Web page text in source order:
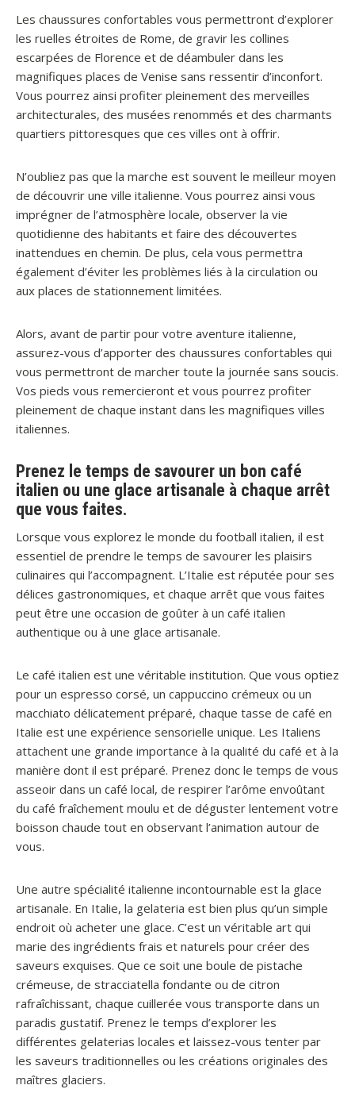
Les chaussures confortables vous permettront d’explorer
les ruelles étroites de Rome, de gravir les collines
escarpées de Florence et de déambuler dans les
magnifiques places de Venise sans ressentir d’inconfort.
Vous pourrez ainsi profiter pleinement des merveilles
architecturales, des musées renommés et des charmants
quartiers pittoresques que ces villes ont à offrir.
N’oubliez pas que la marche est souvent le meilleur moyen
de découvrir une ville italienne. Vous pourrez ainsi vous
imprégner de l’atmosphère locale, observer la vie
quotidienne des habitants et faire des découvertes
inattendues en chemin. De plus, cela vous permettra
également d’éviter les problèmes liés à la circulation ou
aux places de stationnement limitées.
Alors, avant de partir pour votre aventure italienne,
assurez-vous d’apporter des chaussures confortables qui
vous permettront de marcher toute la journée sans soucis.
Vos pieds vous remercieront et vous pourrez profiter
pleinement de chaque instant dans les magnifiques villes
italiennes.
Prenez le temps de savourer un bon café
italien ou une glace artisanale à chaque arrêt
que vous faites.
Lorsque vous explorez le monde du football italien, il est
essentiel de prendre le temps de savourer les plaisirs
culinaires qui l’accompagnent. L’Italie est réputée pour ses
délices gastronomiques, et chaque arrêt que vous faites
peut être une occasion de goûter à un café italien
authentique ou à une glace artisanale.
Le café italien est une véritable institution. Que vous optiez
pour un espresso corsé, un cappuccino crémeux ou un
macchiato délicatement préparé, chaque tasse de café en
Italie est une expérience sensorielle unique. Les Italiens
attachent une grande importance à la qualité du café et à la
manière dont il est préparé. Prenez donc le temps de vous
asseoir dans un café local, de respirer l’arôme envoûtant
du café fraîchement moulu et de déguster lentement votre
boisson chaude tout en observant l’animation autour de
vous.
Une autre spécialité italienne incontournable est la glace
artisanale. En Italie, la gelateria est bien plus qu’un simple
endroit où acheter une glace. C’est un véritable art qui
marie des ingrédients frais et naturels pour créer des
saveurs exquises. Que ce soit une boule de pistache
crémeuse, de stracciatella fondante ou de citron
rafraîchissant, chaque cuillerée vous transporte dans un
paradis gustatif. Prenez le temps d’explorer les
différentes gelaterias locales et laissez-vous tenter par
les saveurs traditionnelles ou les créations originales des
maîtres glaciers.